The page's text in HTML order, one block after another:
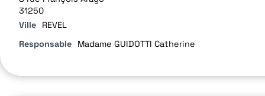
31250
Ville
REVEL
Responsable
Madame GUIDOTTI Catherine